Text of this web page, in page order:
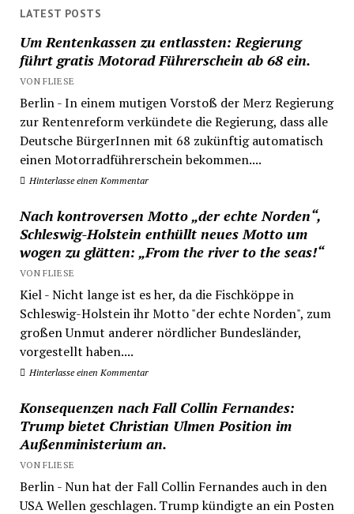
LATEST POSTS
Um Rentenkassen zu entlassten: Regierung
führt gratis Motorad Führerschein ab 68 ein.
VON FLIESE
Berlin - In einem mutigen Vorstoß der Merz Regierung
zur Rentenreform verkündete die Regierung, dass alle
Deutsche BürgerInnen mit 68 zukünftig automatisch
einen Motorradführerschein bekommen....
Hinterlasse einen Kommentar
Nach kontroversen Motto „der echte Norden“,
Schleswig-Holstein enthüllt neues Motto um
wogen zu glätten: „From the river to the seas!“
VON FLIESE
Kiel - Nicht lange ist es her, da die Fischköppe in
Schleswig-Holstein ihr Motto "der echte Norden", zum
großen Unmut anderer nördlicher Bundesländer,
vorgestellt haben....
Hinterlasse einen Kommentar
Konsequenzen nach Fall Collin Fernandes:
Trump bietet Christian Ulmen Position im
Außenministerium an.
VON FLIESE
Berlin - Nun hat der Fall Collin Fernandes auch in den
USA Wellen geschlagen. Trump kündigte an ein Posten